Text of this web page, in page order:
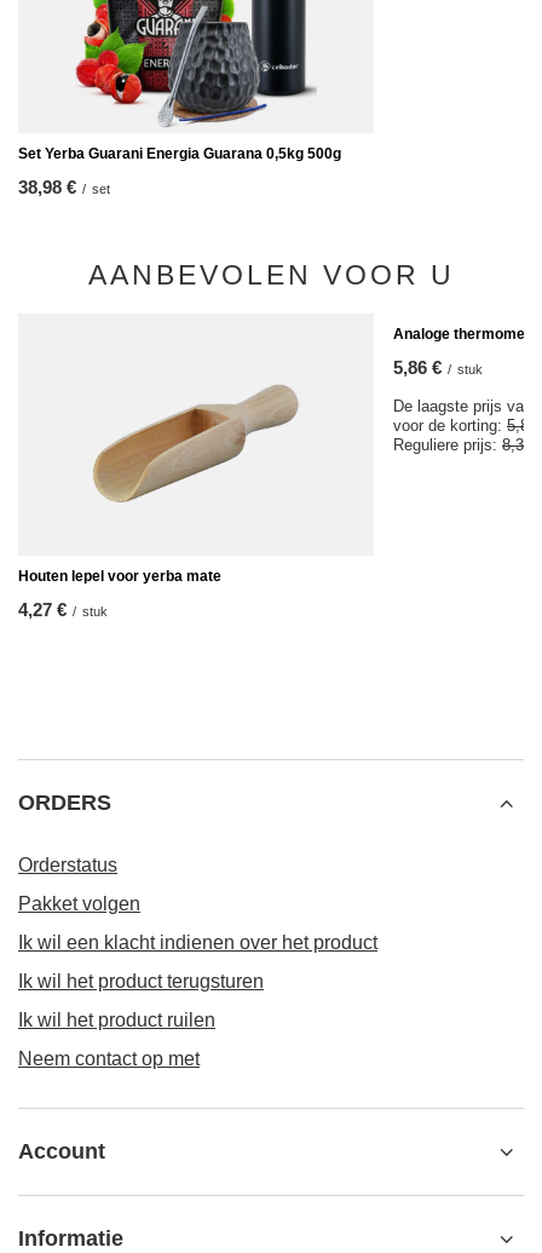
Set Yerba Guarani Energia Guarana 0,5kg 500g
38,98 € / set
AANBEVOLEN VOOR U
Houten lepel voor yerba mate
4,27 € / stuk
Analoge
5,86 € / stuk
De laagste prijs van
voor de korting: 5,85
Reguliere prijs: 8,37
ORDERS
Orderstatus
Pakket volgen
Ik wil een klacht indienen over het product
Ik wil het product terugsturen
Ik wil het product ruilen
Neem contact op met
Account
Informatie